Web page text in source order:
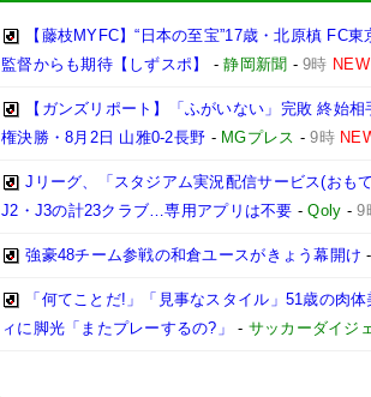
【藤枝MYFC】“日本の至宝”17歳・北原槙 FC
監督からも期待【しずスポ】
-静岡新聞 -9時 NEW
【ガンズリポート】「ふがいない」完敗 終始
権決勝・8月2日 山雅0-2長野 - MGプレス -9時
Jリーグ、「スタジアム実況配信サービス(おも
J2・J3の計23クラブ…専用アプリは不要 -Qoly -9
強豪48チーム参戦の和倉ユースがきょう幕開け
「何てことだ!」「見事なスタイル」51歳の肉
ィに脚光「またプレーするの?」
- サッカーダイジ